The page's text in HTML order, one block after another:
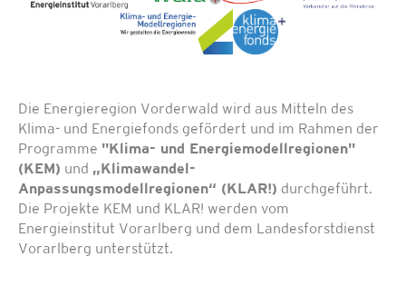
Die Energieregion Vorderwald wird aus Mitteln des
Klima- und Energiefonds gefördert und im Rahmen der
Programme "Klima- und Energiemodellregionen"
(KEM) und „Klimawandel-
Anpassungsmodellregionen“ (KLAR!) durchgeführt.
Die Projekte KEM und KLAR! werden vom
Energieinstitut Vorarlberg und dem Landesforstdienst
Vorarlberg unterstützt.